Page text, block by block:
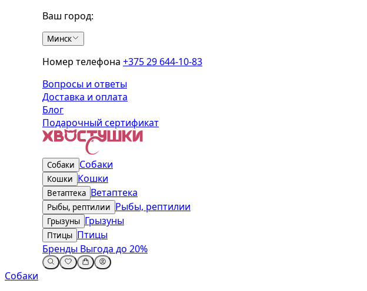
Ваш город:
Минск
Номер телефона +375 29 644-10-83
Вопросы и ответы
Доставка и оплата
Блог
Подарочный сертификат
Собаки Собаки
Кошки Кошки
Ветаптека Ветаптека
Рыбы, рептилии Рыбы, рептилии
Грызуны Грызуны
Птицы Птицы
Бренды Выгода до 20%
Собаки